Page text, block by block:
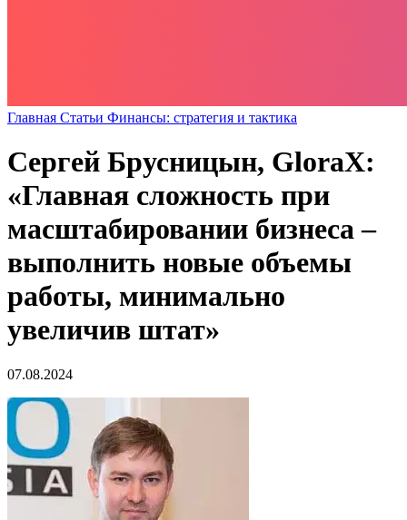
Главная Статьи Финансы: стратегия и тактика
Сергей Брусницын, GloraX:
«Главная сложность при
масштабировании бизнеса –
выполнить новые объемы
работы, минимально
увеличив штат»
07.08.2024